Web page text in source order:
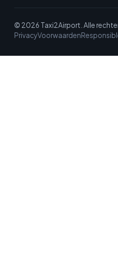
© 2026 Taxi2Airport. Alle
PrivacyVoorwaarden